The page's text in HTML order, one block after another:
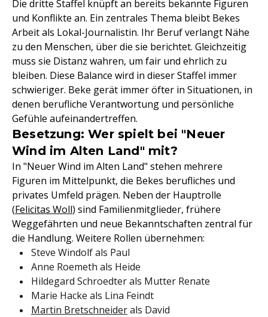
Die dritte Staffel knüpft an bereits bekannte Figuren
und Konflikte an. Ein zentrales Thema bleibt Bekes
Arbeit als Lokal-Journalistin. Ihr Beruf verlangt Nähe
zu den Menschen, über die sie berichtet. Gleichzeitig
muss sie Distanz wahren, um fair und ehrlich zu
bleiben. Diese Balance wird in dieser Staffel immer
schwieriger. Beke gerät immer öfter in Situationen, in
denen berufliche Verantwortung und persönliche
Gefühle aufeinandertreffen.
Besetzung: Wer spielt bei "Neuer
Wind im Alten Land" mit?
In "Neuer Wind im Alten Land" stehen mehrere
Figuren im Mittelpunkt, die Bekes berufliches und
privates Umfeld prägen. Neben der Hauptrolle
(Felicitas Woll) sind Familienmitglieder, frühere
Weggefährten und neue Bekanntschaften zentral für
die Handlung. Weitere Rollen übernehmen:
Steve Windolf als Paul
Anne Roemeth als Heide
Hildegard Schroedter als Mutter Renate
Marie Hacke als Lina Feindt
Martin Bretschneiderals David